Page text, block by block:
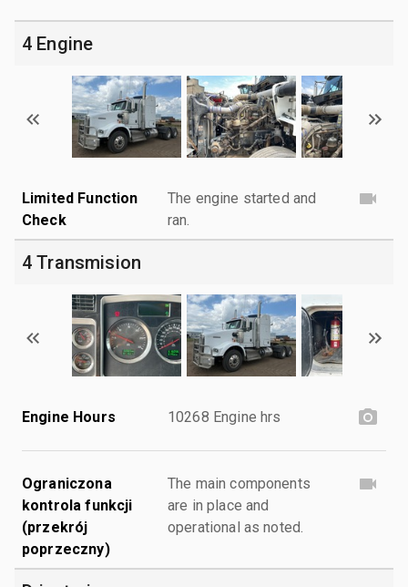
4 Engine
Limited Function
Check
The engine started and
ran.
4 Transmision
Engine Hours 10268 Engine hrs
Ograniczona
kontrola funkcji
(przekrój
poprzeczny)
The main components
are in place and
operational as noted.